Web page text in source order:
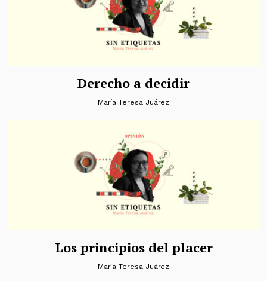
Derecho a decidir
María Teresa Juárez
Los principios del placer
María Teresa Juárez